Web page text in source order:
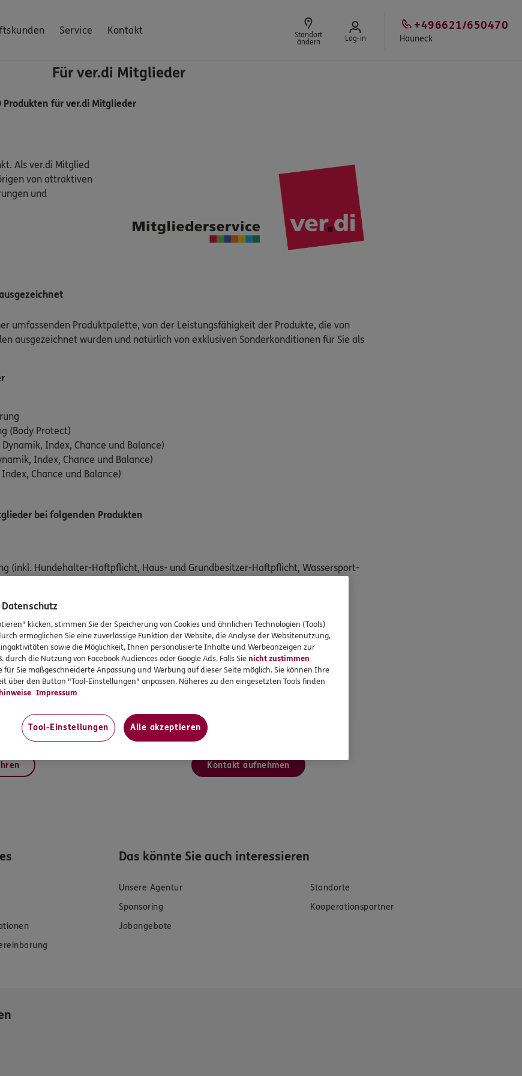
Service Kontakt
Standort
ändern
Log-in Hauneck
+496621/650470
Für ver.di Mitglieder
Produkten für ver.di Mitglieder
Als ver.di Mitglied
von attraktiven
und
umfassenden Produktpalette, von der Leistungsfähigkeit der Produkte, die von
ausgezeichnet wurden und natürlich von exklusiven Sonderkonditionen für Sie als
(Body Protect)
Index, Chance und Balance)
Index, Chance und Balance)
Chance und Balance)
bei folgenden Produkten
(inkl. Hundehalter-Haftpflicht, Haus- und Grundbesitzer-Haftpflicht, Wassersport-
bei Gruppenverträgen
(Sehhilfe, Zahnzusatz, etc.)
die für Sie passende Lösung.
Kontakt aufnehmen
Das könnte Sie auch interessieren
Unsere Agentur
Standorte
Sponsoring
Kooperationspartner
Jobangebote
klicken, stimmen Sie der Speicherung von Cookies und ähnlichen Technologien (Tools)
ermöglichen Sie eine zuverlässige Funktion der Website, die Analyse der Websitenutzung,
sowie die Möglichkeit, Ihnen personalisierte Inhalte und Werbeanzeigen zur
durch die Nutzung von Facebook Audiences oder Google Ads. Falls Sienicht zustimmen
für Sie maßgeschneiderte Anpassung und Werbung auf dieser Seite möglich. Sie können Ihre
über den Button "Tool-Einstellungen" anpassen. Näheres zu den eingesetzten Tools finden
Impressum
Tool-Einstellungen Alle akzeptieren